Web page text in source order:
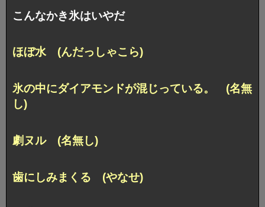
こんなかき氷はいやだ
ほぼ水 (んだっしゃこら)
氷の中にダイアモンドが混じっている。 (名無
し)
劇ヌル (名無し)
歯にしみまくる (やなせ)